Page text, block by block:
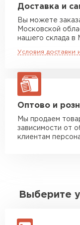
Машина до 20
Манипулятор
макс. длина
макс. длина
Манипулятор до
макс. длина
Доставка и
Вы можете
Московской
нашего склада в
Условия доставки
Оптово и
Мы продаем
зависимости от
клиентам
Выберите